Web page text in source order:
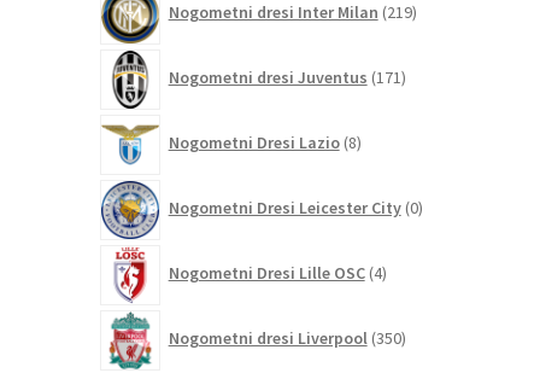
Nogometni dresi Inter Milan 219izdelkov
Nogometni dresi Juventus 171izdelkov
Nogometni Dresi Lazio 8izdelkov
Nogometni Dresi Leicester City 0izdelkov
Nogometni Dresi Lille OSC 4izdelki
Nogometni dresi Liverpool 350izdelkov